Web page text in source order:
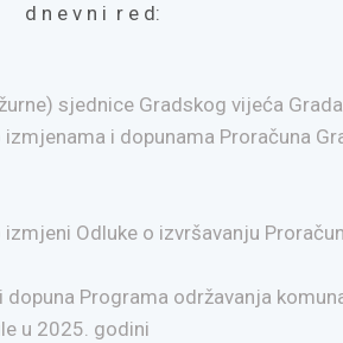
d n e v n i r e d:
sjednice Gradskog vijeća
i dopunama Proračuna
Odluke o izvršavanju
Programa održavanja
u 2025. godini